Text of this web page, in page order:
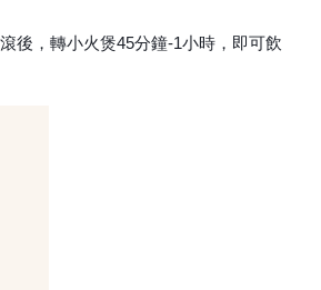
後，轉小火煲45分鐘-1小時，即可飲